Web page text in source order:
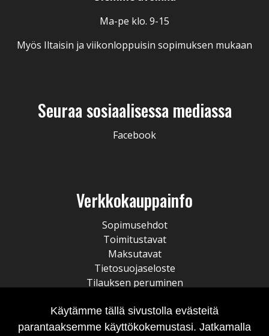
Ma-pe klo. 9-15
Myös Iltaisin ja viikonloppuisin sopimuksen mukaan
Seuraa sosiaalisessa mediassa
Facebook
Verkkokauppainfo
Sopimusehdot
Toimitustavat
Maksutavat
Tietosuojaseloste
Tilauksen peruminen
Käytämme tällä sivustolla evästeitä
parantaaksemme käyttökokemustasi. Jatkamalla